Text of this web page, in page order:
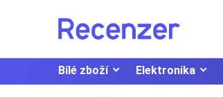
Bílé zboží Elektronika